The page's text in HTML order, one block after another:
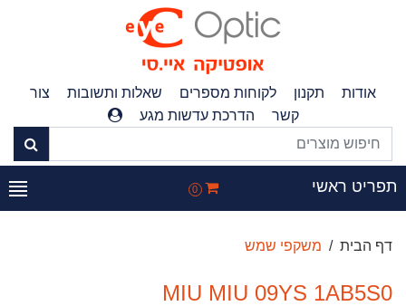
אודות תקנון לקוחות מספרים שאלות ותשובות
צור
קשר
הדרכת עדשות מגע
ראשי 0
דף הבית משקפי שמש
MIU MIU 09YS 1AB5S0